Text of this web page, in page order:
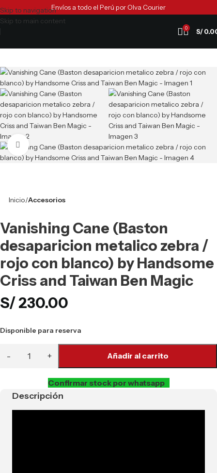
Skip to navigation
Skip to main content
Envíos a todo el Perú por Olva Courier
0 S/
Clic para ampliar
Inicio Accesorios
Vanishing Cane (Baston
desaparicion metalico zebra /
rojo con blanco) by Handsome
Criss and Taiwan Ben Magic
S/230.00
Disponible para reserva
Añadir al carrito
Confirmar stock por whatsapp
Descripción